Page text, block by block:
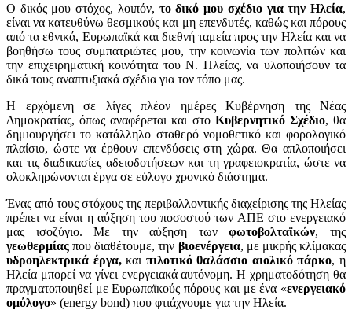
Ο δικός μου στόχος, λοιπόν, το δικό μου σχέδιο για την Ηλεία,
είναι να κατευθύνω θεσμικούς και μη επενδυτές, καθώς και πόρους
από τα εθνικά, Ευρωπαϊκά και διεθνή ταμεία προς την Ηλεία και να
βοηθήσω τους συμπατριώτες μου, την κοινωνία των πολιτών και
την επιχειρηματική κοινότητα του Ν. Ηλείας, να υλοποιήσουν τα
δικά τους αναπτυξιακά σχέδια για τον τόπο μας.
Η ερχόμενη σε λίγες πλέον ημέρες Κυβέρνηση της Νέας
Δημοκρατίας, όπως αναφέρεται και στο Κυβερνητικό Σχέδιο, θα
δημιουργήσει το κατάλληλο σταθερό νομοθετικό και φορολογικό
πλαίσιο, ώστε να έρθουν επενδύσεις στη χώρα. Θα απλοποιήσει
και τις διαδικασίες αδειοδοτήσεων και τη γραφειοκρατία, ώστε να
ολοκληρώνονται έργα σε εύλογο χρονικό διάστημα.
Ένας από τους στόχους της περιβαλλοντικής διαχείρισης της Ηλείας
πρέπει να είναι η αύξηση του ποσοστού των ΑΠΕ στο ενεργειακό
μας ισοζύγιο. Με την αύξηση τωνφωτοβολταϊκών, της
γεωθερμίας που διαθέτουμε, την βιοενέργεια, με μικρής κλίμακας
υδροηλεκτρικά έργα,και πιλοτικό θαλάσσιο αιολικό πάρκο, η
Ηλεία μπορεί να γίνει ενεργειακά αυτόνομη. Η χρηματοδότηση θα
πραγματοποιηθεί με Ευρωπαϊκούς πόρους και με ένα «ενεργειακό
ομόλογο» (energy bond) που φτιάχνουμε για την Ηλεία.